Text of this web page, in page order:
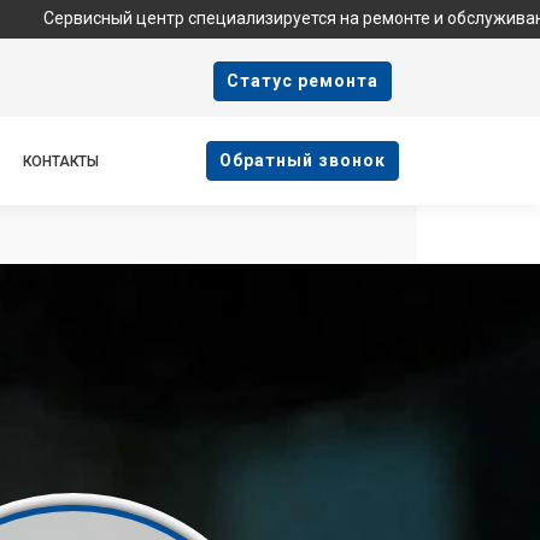
центр специализируется на ремонте и обслуживании
Cтатус ремонта
КОНТАКТЫ Oбратный звонок